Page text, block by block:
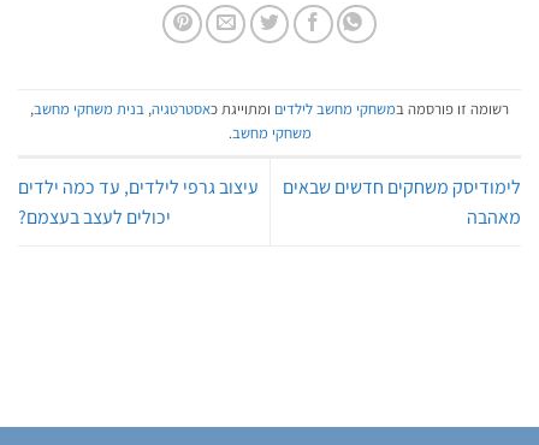
רשומה זו פורסמה במשחקי מחשב לילדים ומתוייגת כאסטרטגיה, בנית משחקי מחשב,
משחקי מחשב.
לימודיסק משחקים חדשים שבאים
מאהבה
עיצוב גרפי לילדים, עד כמה ילדים
יכולים לעצב בעצמם?